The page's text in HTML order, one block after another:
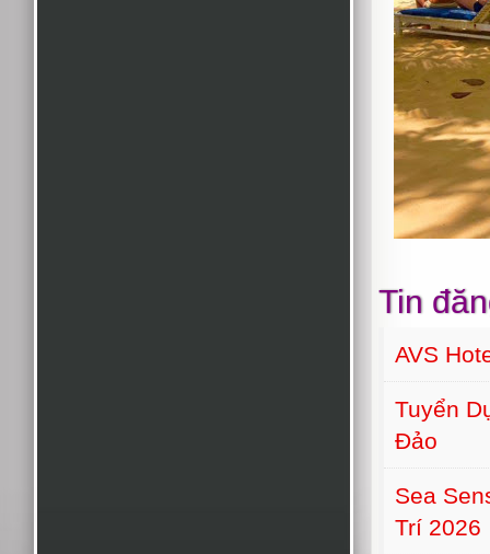
Tin
AVS
Tuyển
Đảo
Sea
Trí 2026